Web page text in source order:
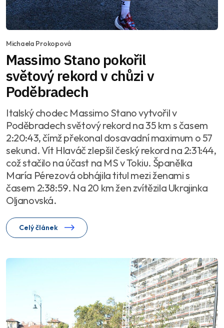
Michaela Prokopová
Massimo Stano pokořil
světový rekord v chůzi v
Poděbradech
Italský chodec Massimo Stano vytvořil v
Poděbradech světový rekord na 35 km s časem
2:20:43, čímž překonal dosavadní maximum o 57
sekund. Vít Hlaváč zlepšil český rekord na 2:31:44,
což stačilo na účast na MS v Tokiu. Španělka
María Pérezová obhájila titul mezi ženami s
časem 2:38:59. Na 20 km žen zvítězila Ukrajinka
Oljanovská.
Celý článek